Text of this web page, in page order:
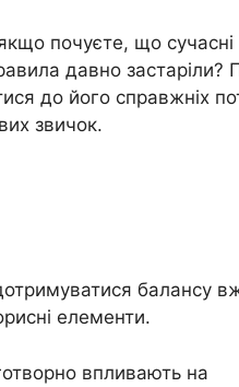
почуєте, що сучасні
давно застаріли?
до його справжніх
звичок.
балансу
елементи.
впливають на